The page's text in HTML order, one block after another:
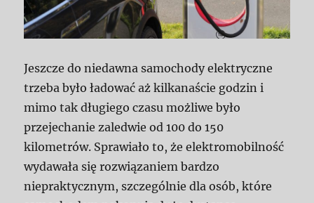
Jeszcze do niedawna samochody elektryczne
trzeba było ładować aż kilkanaście godzin i
mimo tak długiego czasu możliwe było
przejechanie zaledwie od 100 do 150
kilometrów. Sprawiało to, że elektromobilność
wydawała się rozwiązaniem bardzo
niepraktycznym, szczególnie dla osób, które